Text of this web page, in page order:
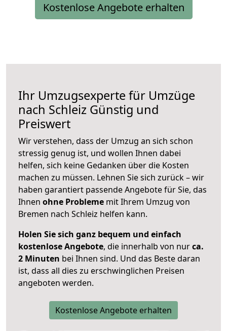
Kostenlose Angebote erhalten
Ihr Umzugsexperte für Umzüge
nach Schleiz Günstig und
Preiswert
Wir verstehen, dass der Umzug an sich schon
stressig genug ist, und wollen Ihnen dabei
helfen, sich keine Gedanken über die Kosten
machen zu müssen. Lehnen Sie sich zurück – wir
haben garantiert passende Angebote für Sie, das
Ihnen ohne Probleme mit Ihrem Umzug von
Bremen nach Schleiz helfen kann.
Holen Sie sich ganz bequem und einfach
kostenlose Angebote, die innerhalb von nurca.
2 Minuten bei Ihnen sind. Und das Beste daran
ist, dass all dies zu erschwinglichen Preisen
angeboten werden.
Kostenlose Angebote erhalten